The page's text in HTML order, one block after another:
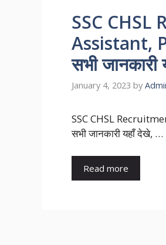
SSC
Assistant,
सभी
January 4, 2023 by
SSC CHSL
सभी जानकारी यहाँ देखे, …
Read more